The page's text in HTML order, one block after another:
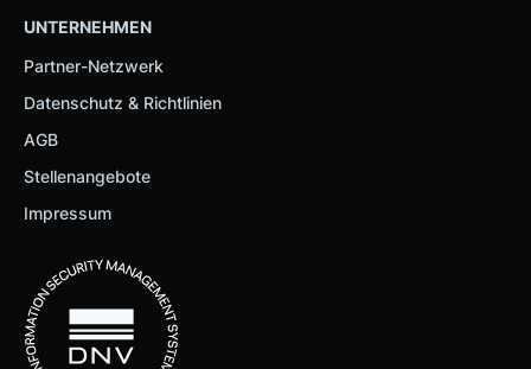
UNTERNEHMEN
Partner-Netzwerk
Datenschutz & Richtlinien
AGB
Stellenangebote
Impressum